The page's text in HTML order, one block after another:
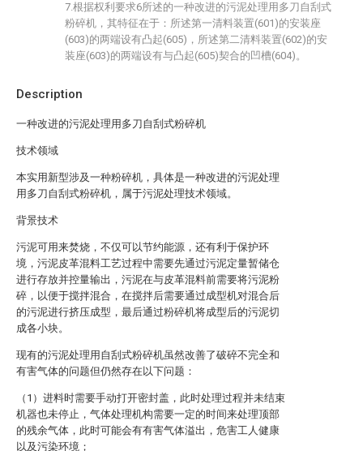
Description
一种改进的污泥处理用多刀自刮式粉碎机
技术领域
本实用新型涉及一种粉碎机，具体是一种改进的污泥处理
用多刀自刮式粉碎机，属于污泥处理技术领域。
背景技术
污泥可用来焚烧，不仅可以节约能源，还有利于保护环
境，污泥皮革混料工艺过程中需要先通过污泥定量暂储仓
进行存放并控量输出，污泥在与皮革混料前需要将污泥粉
碎，以便于搅拌混合，在搅拌后需要通过成型机对混合后
的污泥进行挤压成型，最后通过粉碎机将成型后的污泥切
成各小块。
现有的污泥处理用自刮式粉碎机虽然改善了破碎不完全和
有害气体的问题但仍然存在以下问题：
（1）进料时需要手动打开密封盖，此时处理过程并未结束
机器也未停止，气体处理机构需要一定的时间来处理顶部
的残余气体，此时可能会有有害气体溢出，危害工人健康
以及污染环境；
7.根据权利要求6所述的一种改进的污泥处理用多刀自刮式
粉碎机，其特征在于：所述第一清料装置(601)的安装座
(603)的两端设有凸起(605)，所述第二清料装置(602)的安
装座(603)的两端设有与凸起(605)契合的凹槽(604)。